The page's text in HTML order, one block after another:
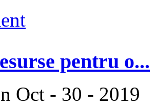
pentru o...
Oct - 30 - 2019